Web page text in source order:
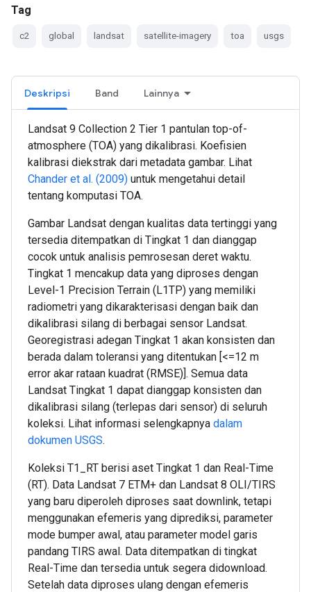
Tag
c2 global landsat satellite-imagery toa usgs
Deskripsi Band Lainnya
Landsat 9 Collection 2 Tier 1 pantulan top-of-
atmosphere (TOA) yang dikalibrasi. Koefisien
kalibrasi diekstrak dari metadata gambar. Lihat
Chander et al. (2009) untuk mengetahui detail
tentang komputasi TOA.
Gambar Landsat dengan kualitas data tertinggi yang
tersedia ditempatkan di Tingkat 1 dan dianggap
cocok untuk analisis pemrosesan deret waktu.
Tingkat 1 mencakup data yang diproses dengan
Level-1 Precision Terrain (L1TP) yang memiliki
radiometri yang dikarakterisasi dengan baik dan
dikalibrasi silang di berbagai sensor Landsat.
Georegistrasi adegan Tingkat 1 akan konsisten dan
berada dalam toleransi yang ditentukan [<=12 m
error akar rataan kuadrat (RMSE)]. Semua data
Landsat Tingkat 1 dapat dianggap konsisten dan
dikalibrasi silang (terlepas dari sensor) di seluruh
koleksi. Lihat informasi selengkapnya dalam
dokumen USGS.
Koleksi T1_RT berisi aset Tingkat 1 dan Real-Time
(RT). Data Landsat 7 ETM+ dan Landsat 8 OLI/TIRS
yang baru diperoleh diproses saat downlink, tetapi
menggunakan efemeris yang diprediksi, parameter
mode bumper awal, atau parameter model garis
pandang TIRS awal. Data ditempatkan di tingkat
Real-Time dan tersedia untuk segera didownload.
Setelah data diproses ulang dengan efemeris